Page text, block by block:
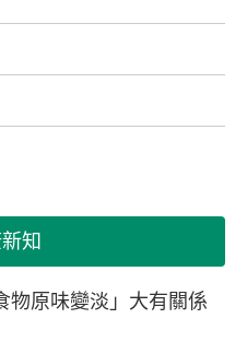
知
物原味變淡」大有關係